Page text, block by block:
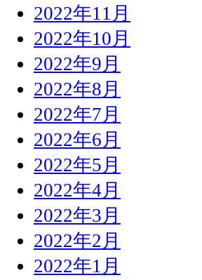
2022年11月
2022年10月
2022年9月
2022年8月
2022年7月
2022年6月
2022年5月
2022年4月
2022年3月
2022年2月
2022年1月